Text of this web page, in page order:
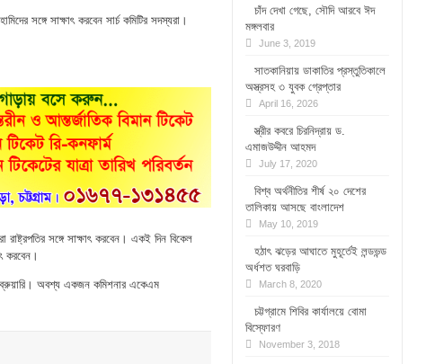
সঙ্গে সাক্ষাৎ করবেন সার্চ কমিটির সদস্যরা।
রাষ্ট্রপতির সঙ্গে সাক্ষাৎ করবেন। একই দিন বিকেল
করবেন।
অবশ্য একজন কমিশনার একেএম
চাঁদ দেখা গেছে, সৌদি আরবে ঈদ
মঙ্গলবার
June 3, 2019
সাতকানিয়ায় ডাকাতির প্রস্তুতিকালে
অস্ত্রসহ ৩ যুবক গ্রেপ্তার
April 16, 2026
স্ত্রীর কবরে চিরনিদ্রায় ড.
এমাজউদ্দীন আহমদ
July 17, 2020
বিশ্ব অর্থনীতির শীর্ষ ২০ দেশের
তালিকায় আসছে বাংলাদেশ
May 10, 2019
হঠাৎ ঝড়ের আঘাতে মুহূর্তেই লন্ডভন্ড
অর্ধশত ঘরবাড়ি
March 8, 2020
চট্টগ্রামে শিবির কার্যালয়ে বোমা
বিস্ফোরণ
November 3, 2018